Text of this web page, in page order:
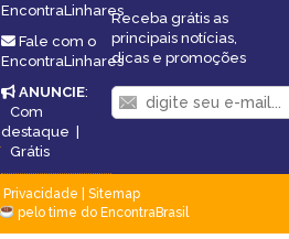
EncontraLinhares
Fale com o
EncontraLinhares
ANUNCIE:
Com
destaque |
Grátis
Receba grátis as
principais notícias,
dicas e promoções
Privacidade
Sitemap
pelo time do EncontraBrasil